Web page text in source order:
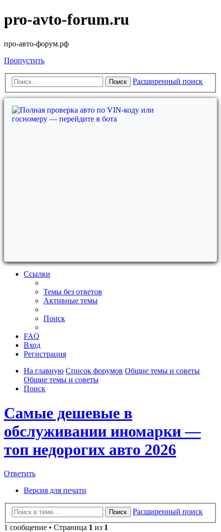
pro-avto-forum.ru
про-авто-форум.рф
Пропустить
Поиск Расширенный поиск
Ссылки
Темы без ответов
Активные темы
Поиск
FAQ
Вход
Регистрация
На главную Список форумов Общие темы и советы
Общие темы и советы
Поиск
Самые дешевые в
обслуживании иномарки —
топ недорогих авто 2026
Ответить
Версия для печати
Поиск
Расширенный поиск
1 сообщение • Страница 1 из 1